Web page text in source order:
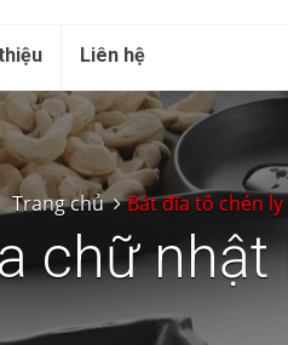
Liên hệ
Trang chủ Bát đĩa tô chén
chữ nhật